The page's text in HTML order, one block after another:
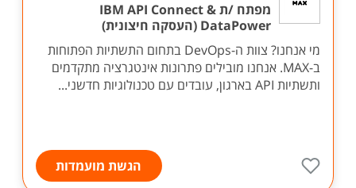
מפתח /ת IBM API Connect &
DataPower (העסקה חיצונית)
מי אנחנו? צוות ה-DevOps בתחום התשתיות הפתוחות
ב-MAX. אנחנו מובילים פתרונות אינטגרציה מתקדמים
ותשתיות API בארגון, עובדים עם טכנולוגיות חדשני...
הגשת מועמדות